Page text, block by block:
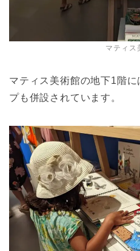
マティス
マティス美術館の地下1階
プも併設されています。